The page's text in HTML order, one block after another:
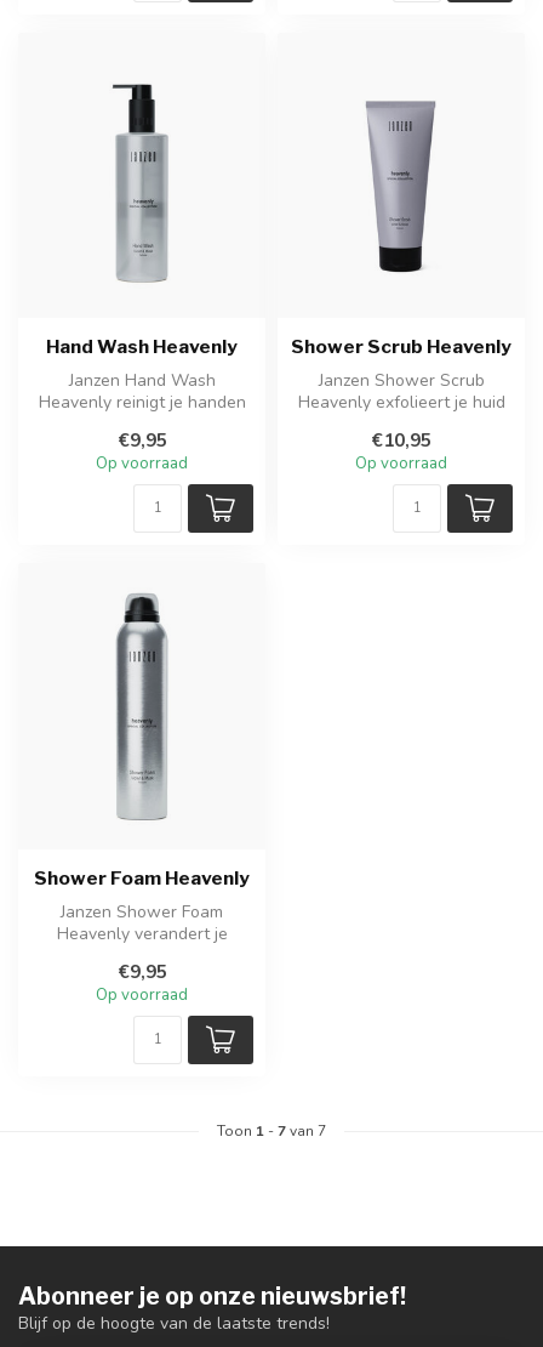
Hand Wash Heavenly
Janzen Hand Wash
Heavenly reinigt je handen
verzorgd aan...
€9,95
Op voorraad
Shower Scrub Heavenly
Janzen Shower Scrub
Heavenly exfolieert je huid
glad...
€10,95
Op voorraad
Shower Foam Heavenly
Janzen Shower Foam
Heavenly verandert je
verwenmoment met rij...
€9,95
Op voorraad
Toon 1 -7van 7
Abonneer je op onze nieuwsbrief!
Blijf op de hoogte van de laatste trends!